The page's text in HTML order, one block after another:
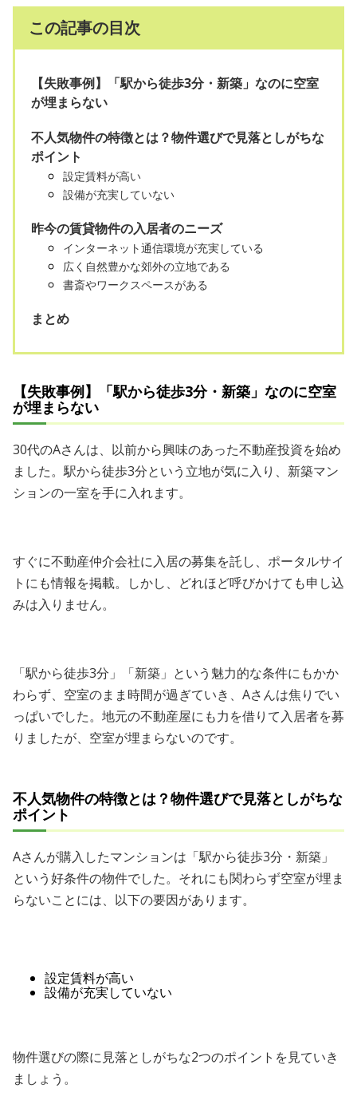
ログイン
この記事の目次
【失敗事例】「駅から徒歩3分・新築」なのに空室
が埋まらない
不人気物件の特徴とは？物件選びで見落としがちな
ポイント
設定賃料が高い
設備が充実していない
昨今の賃貸物件の入居者のニーズ
インターネット通信環境が充実している
広く自然豊かな郊外の立地である
書斎やワークスペースがある
まとめ
【失敗事例】「駅から徒歩3分・新築」なのに空室
が埋まらない
30代のAさんは、以前から興味のあった不動産投資を始め
ました。駅から徒歩3分という立地が気に入り、新築マン
ションの一室を手に入れます。
すぐに不動産仲介会社に入居の募集を託し、ポータルサイ
トにも情報を掲載。しかし、どれほど呼びかけても申し込
みは入りません。
「駅から徒歩3分」「新築」という魅力的な条件にもかか
わらず、空室のまま時間が過ぎていき、Aさんは焦りでい
っぱいでした。地元の不動産屋にも力を借りて入居者を募
りましたが、空室が埋まらないのです。
不人気物件の特徴とは？物件選びで見落としがちな
ポイント
Aさんが購入したマンションは「駅から徒歩3分・新築」
という好条件の物件でした。それにも関わらず空室が埋ま
らないことには、以下の要因があります。
設定賃料が高い
設備が充実していない
物件選びの際に見落としがちな2つのポイントを見ていき
ましょう。